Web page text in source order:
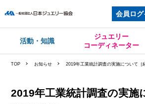
会員ログ
活動・知識
ジュエリー
コーディネーター
TOP お知らせ 2019年工業統計調査の実施について［
2019年工業統計調査の実施